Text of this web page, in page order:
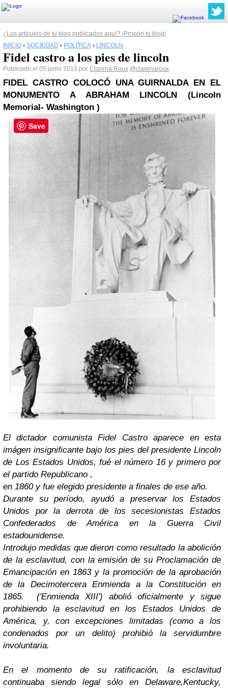
¿Los artículos de tu blog publicados aquí? ¡Propón tu blog!
INICIO › SOCIEDAD › POLÍTICA › LINCOLN
Fidel castro a los pies de lincoln
Publicado el 05 junio 2013 por Clarena Roux @clarenaroux
FIDEL CASTROCOLOCÓ UNA GUIRNALDA EN EL
MONUMENTO A ABRAHAM LINCOLN (Lincoln
Memorial- Washington )
El dictador comunista Fidel Castro aparece en esta
imágen insignificante bajo los pies del presidente Lincoln
de Los Estados Unidos, fué el número 16 y primero por
el partido Republicano ,
en 1860 y fue elegido presidente a finales de ese año.
Durante su período, ayudó a preservar los Estados
Unidos por la derrota de los secesionistas Estados
Confederados de América en la Guerra Civil
estadounidense.
Introdujo medidas que dieron como resultado la abolición
de la esclavitud, con la emisión de su Proclamación de
Emancipación en 1863 y la promoción de la aprobación
de la Decimotercera Enmienda a la Constitución en
1865.
('Enmienda XIII') abolió oficialmente y sigue
prohibiendo la esclavitud en los Estados Unidos de
América, y, con excepciones limitadas (como a los
condenados por un delito) prohibió la servidumbre
involuntaria.
En el momento de su ratificación, la esclavitud
continuaba siendo legal sólo en Delaware,Kentucky,
Save